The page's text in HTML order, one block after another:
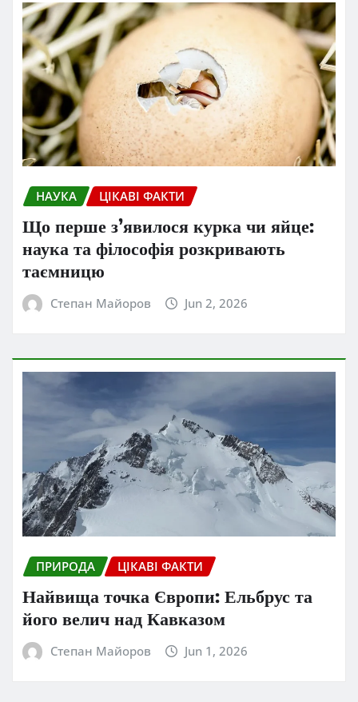
НАУКА ЦІКАВІ ФАКТИ
Що перше з’явилося курка чи яйце:
наука та філософія розкривають
таємницю
Степан Майоров Jun 2, 2026
ПРИРОДА ЦІКАВІ ФАКТИ
Найвища точка Європи: Ельбрус та
його велич над Кавказом
Степан Майоров Jun 1, 2026